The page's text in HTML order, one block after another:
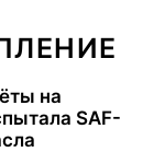
на
SAF-